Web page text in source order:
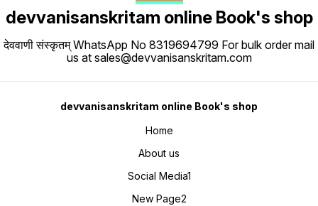
devvanisanskritam online Book's shop
देववाणी संस्कृतम् WhatsApp No 8319694799 For bulk order mail
us at sales@devvanisanskritam.com
devvanisanskritam online Book's shop
Home
About us
Social Media1
New Page2